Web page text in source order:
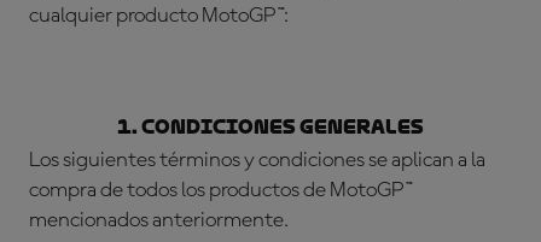
cualquier producto MotoGP™:
1. CONDICIONES GENERALES
Los siguientes términos y condiciones se aplican a la
compra de todos los productos de MotoGP™
mencionados anteriormente.